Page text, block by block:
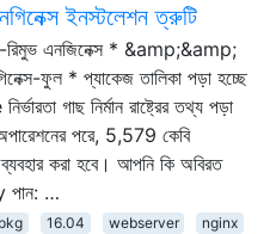
ইনস্টলেশন ত্রুটি
এনজিনেক্স * &amp;&amp;
ফুল * প্যাকেজ তালিকা পড়া হচ্ছে
গাছ নির্মান রাষ্ট্রের তথ্য পড়া
পরে, 5,579 কেবি
করা হবে। আপনি কি অবিরত
পান: …
16.04 webserver nginx